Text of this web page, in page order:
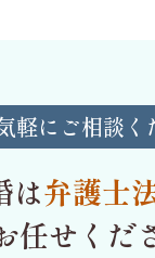
軽にご相談く
は弁護士
任せくだ